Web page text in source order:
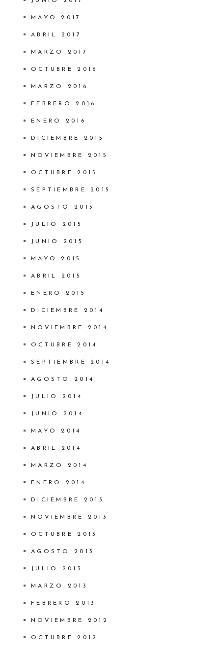
MAYO 2017
ABRIL 2017
MARZO 2017
OCTUBRE 2016
MARZO 2016
FEBRERO 2016
ENERO 2016
DICIEMBRE 2015
NOVIEMBRE 2015
OCTUBRE 2015
SEPTIEMBRE 2015
AGOSTO 2015
JULIO 2015
JUNIO 2015
MAYO 2015
ABRIL 2015
ENERO 2015
DICIEMBRE 2014
NOVIEMBRE 2014
OCTUBRE 2014
SEPTIEMBRE 2014
AGOSTO 2014
JULIO 2014
JUNIO 2014
MAYO 2014
ABRIL 2014
MARZO 2014
ENERO 2014
DICIEMBRE 2013
NOVIEMBRE 2013
OCTUBRE 2013
AGOSTO 2013
JULIO 2013
MARZO 2013
FEBRERO 2013
NOVIEMBRE 2012
OCTUBRE 2012